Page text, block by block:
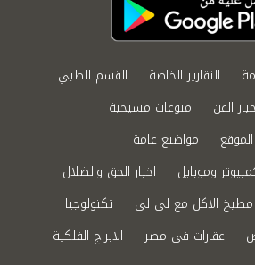
التقارير الخاصة
القسم الطبي
الفن
منوعات مسيحية
مواضيع عامة
وموبايل
اخبار الحق والضلال
مطبخ الاكل مع لى لى
تكنولوجيا
عقارات في مصر
الابراج الفلكية